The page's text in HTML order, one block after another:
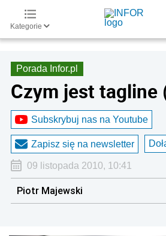
Kategorie
Porada Infor.pl
Czym jest tagline
Subskrybuj nas na Youtube
Zapisz się na newsletter
09 listopada 2010, 10:41
Piotr Majewski